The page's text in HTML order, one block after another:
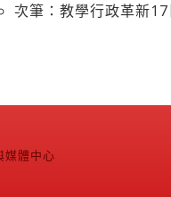
次筆：教學行政革新
媒體中心